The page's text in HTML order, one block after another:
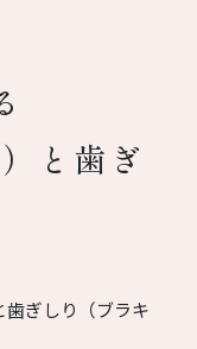
と歯ぎ
ぎしり（ブラキ